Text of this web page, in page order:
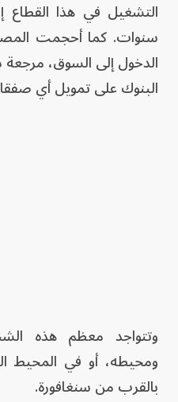
سنوات. كما أحجمت
الدخول إلى السوق،
البنوك على تمويل أي
وتتواجد معظم هذه
ومحيطه، أو في المحيط
بالقرب من سنغافورة.